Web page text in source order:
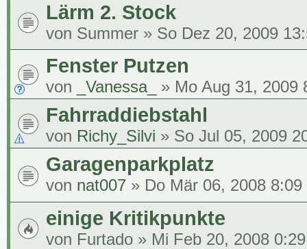
Lärm 2. Stock
von Summer » So Dez 20, 2009
Fenster Putzen
von _Vanessa_ » Mo Aug 31, 2009
Fahrraddiebstahl
von Richy_Silvi » So Jul 05, 2009
Garagenparkplatz
von nat007 » Do Mär 06, 2008 8:09
einige Kritikpunkte
von Furtado » Mi Feb 20, 2008 0:29